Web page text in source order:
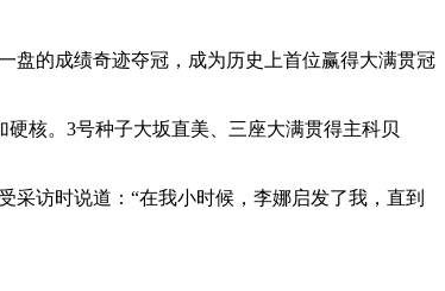
盘的成绩奇迹夺冠，成为历史上首位赢得大满贯冠
核。3号种子大坂直美、三座大满贯得主科贝
访时说道：“在我小时候，李娜启发了我，直到